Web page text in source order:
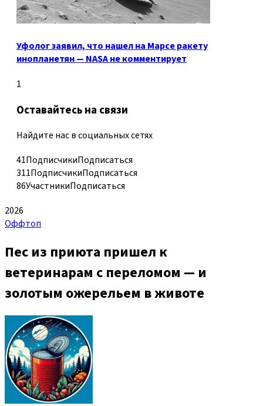
Уфолог заявил, что нашел на Марсе ракету
инопланетян — NASA не комментирует
1
Оставайтесь на связи
Найдите нас в социальных сетях
41ПодписчикиПодписаться
311ПодписчикиПодписаться
86УчастникиПодписаться
2026
Оффтоп
Пес из приюта пришел к
ветеринарам с переломом — и
золотым ожерельем в животе